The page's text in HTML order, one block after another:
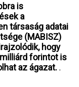
is
a
társaság adatai
(MABISZ)
hogy
forintot is
az ágazat. .